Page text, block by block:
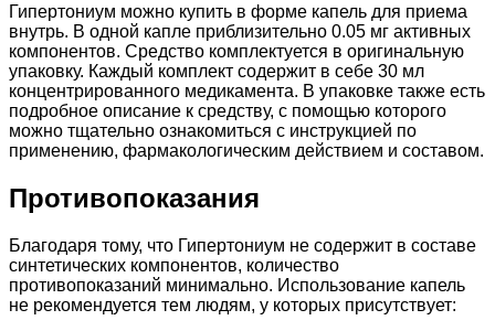
Гипертониум можно купить в форме капель для приема
внутрь. В одной капле приблизительно 0.05 мг активных
компонентов. Средство комплектуется в оригинальную
упаковку. Каждый комплект содержит в себе 30 мл
концентрированного медикамента. В упаковке также есть
подробное описание к средству, с помощью которого
можно тщательно ознакомиться с инструкцией по
применению, фармакологическим действием и составом.
Противопоказания
Благодаря тому, что Гипертониум не содержит в составе
синтетических компонентов, количество
противопоказаний минимально. Использование капель
не рекомендуется тем людям, у которых присутствует: